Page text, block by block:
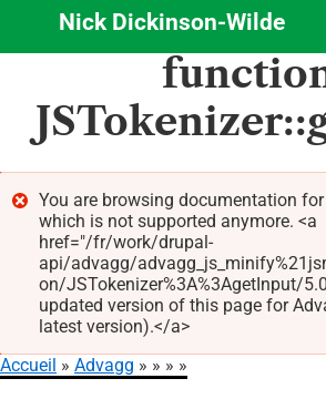
Aller
contenu
principal
Nick Dickinson-Wilde
Message
d'erreur
You are browsing documentation
which is not supported anymore. <a
href="/fr/work/drupal-
api/advagg/
on/JSTokenizer%3A%3AgetInput/
updated version of this page for
latest version).</a>
Accueil Advagg